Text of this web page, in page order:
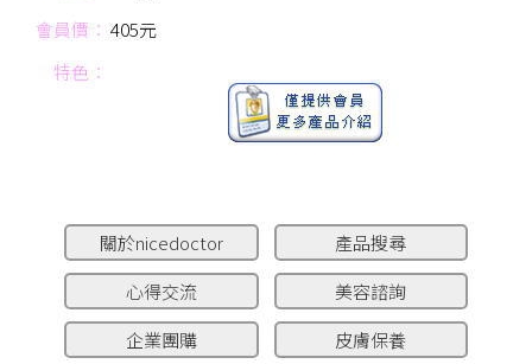
會員價： 405元
特色：
關於nicedoctor
產品搜尋
心得交流
美容諮詢
企業團購
皮膚保養